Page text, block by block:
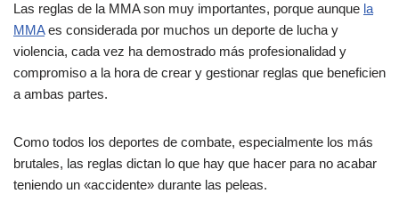
Las reglas de la MMA son muy importantes, porque aunque la
MMAes considerada por muchos un deporte de lucha y
violencia, cada vez ha demostrado más profesionalidad y
compromiso a la hora de crear y gestionar reglas que beneficien
a ambas partes.
Como todos los deportes de combate, especialmente los más
brutales, las reglas dictan lo que hay que hacer para no acabar
teniendo un «accidente» durante las peleas.